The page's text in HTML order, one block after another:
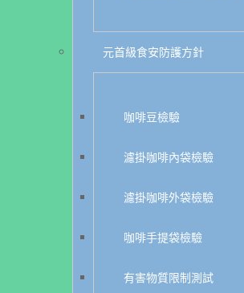
元首級食安防護方針
咖啡豆檢驗
濾掛咖啡內袋檢驗
濾掛咖啡外袋檢驗
咖啡手提袋檢驗
有害物質限制測試